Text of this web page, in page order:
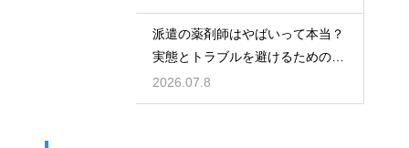
派遣の薬剤師はやばいって本当？
実態とトラブルを避けるための働
き方を解説
2026.07.8